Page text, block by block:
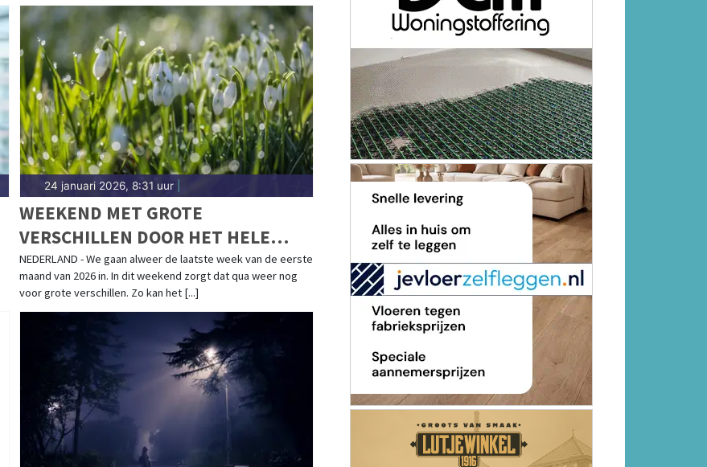
24 januari 2026, 8:31 uur|
WEEKEND MET GROTE
VERSCHILLEN DOOR HET HELE
LAND, WEER GELEIDELIJK WAT
ZACHTER IN LAATSTE WEEK
JANUARI
NEDERLAND - We gaan alweer de laatste week van de eerste
maand van 2026 in. In dit weekend zorgt dat qua weer nog
voor grote verschillen. Zo kan het [...]